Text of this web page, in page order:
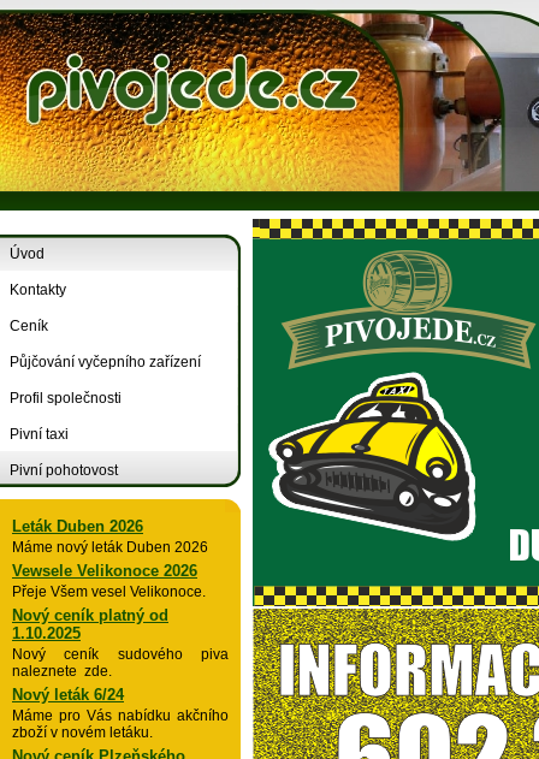
Úvod
Kontakty
Ceník
Půjčování vyčepního zařízení
Profil společnosti
Pivní taxi
Pivní pohotovost
Leták Duben 2026
Máme nový leták Duben 2026
Vewsele Velikonoce 2026
Přeje Všem vesel Velikonoce.
Nový ceník platný od
1.10.2025
Nový ceník sudového piva
naleznete zde.
Nový leták 6/24
Máme pro Vás nabídku akčního
zboží v novém letáku.